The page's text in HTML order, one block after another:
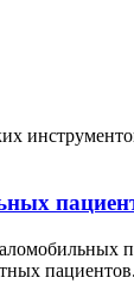
пациентов.